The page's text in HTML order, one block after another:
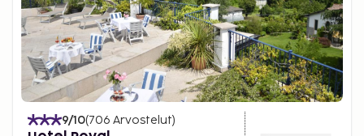
9/10(706 Arvostelut)